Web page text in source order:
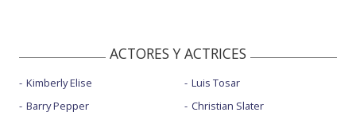
ACTORES Y ACTRICES
Kimberly Elise
Barry Pepper
Luis Tosar
Christian Slater